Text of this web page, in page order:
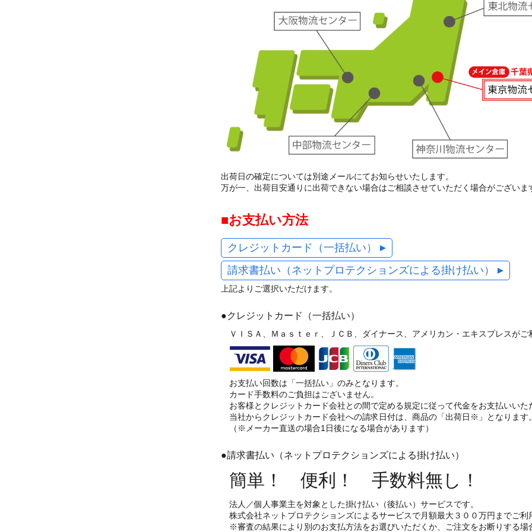
出荷日の確定については別途メールにてお知らせいたします。
万が一、出荷目安通りに出荷できない場合はご相談させていただく場合がございま
お支払い方法
クレジットカード（一括払い）
請求書払い（ネットプロテクションズによる掛け払い）
上記よりご選択いただけます。
●クレジットカード（一括払い）
ＶＩＳＡ、Ｍａｓｔｅｒ、ＪＣＢ、ダイナース、アメリカン・エキスプレスがご
お支払い回数は「一括払い」のみとなります。
カード手数料のご負担はございません。
お客様とクレジットカード会社との間で定める規定に従って代金をお支払いいた
当社からクレジットカード会社への請求日付は、商品の「出荷日※」となります
（※メーカー直送の場合1日後になる場合があります）
●請求書払い（ネットプロテクションズによる掛け払い）
簡単！ 便利！ 手数料無し！
法人／個人事業主を対象とした掛け払い（後払い）サービスです。
株式会社ネットプロテクションズによるサービスで月額最大３００万円までご
※審査の結果により別のお支払方法をお選びいただくか、ご注文をお断りする場